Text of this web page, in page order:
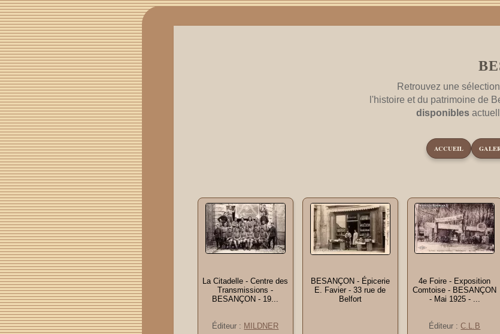
Retrouvez une
l'histoire et du patrimoine de
disponibles
ACCUEIL
La Citadelle - Centre des
Transmissions -
BESANÇON - 19...
Éditeur : MILDNER
BESANÇON - Épicerie
E. Favier - 33 rue de
Belfort
4e Foire - Exposition
Comtoise - BESANÇON
- Mai 1925 - ...
Éditeur :C.L.B